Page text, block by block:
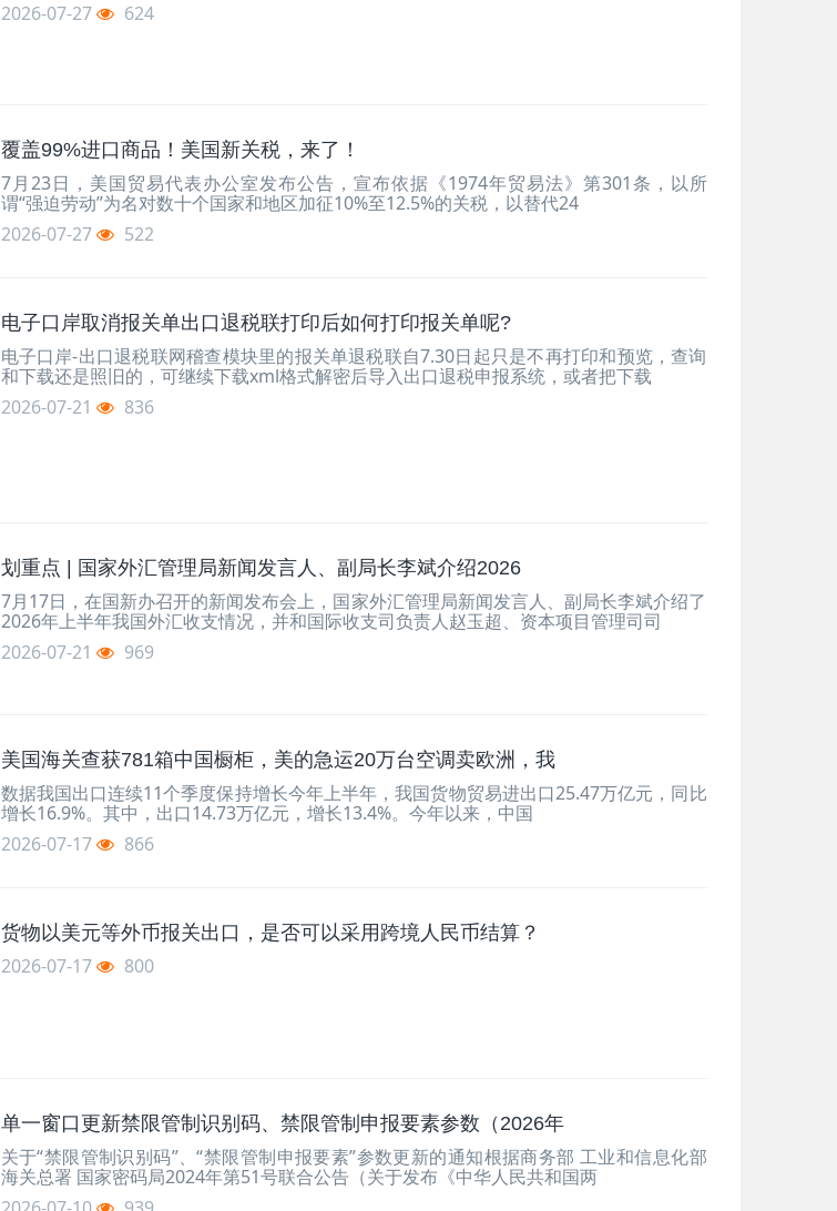
2026-07-27 624
覆盖99%进口商品！美国新关税，来了！
7月23日，美国贸易代表办公室发布公告，宣布依据《1974年贸易法》第301条，以所
谓“强迫劳动”为名对数十个国家和地区加征10%至12.5%的关税，以替代24
2026-07-27
522
电子口岸取消报关单出口退税联打印后如何打印报关单呢?
电子口岸-出口退税联网稽查模块里的报关单退税联自7.30日起只是不再打印和预览，查询
和下载还是照旧的，可继续下载xml格式解密后导入出口退税申报系统，或者把下载
2026-07-21
836
划重点 | 国家外汇管理局新闻发言人、副局长李斌介绍2026
7月17日，在国新办召开的新闻发布会上，国家外汇管理局新闻发言人、副局长李斌介绍了
2026年上半年我国外汇收支情况，并和国际收支司负责人赵玉超、资本项目管理司司
2026-07-21
969
美国海关查获781箱中国橱柜，美的急运20万台空调卖欧洲，我
数据我国出口连续11个季度保持增长今年上半年，我国货物贸易进出口25.47万亿元，同比
增长16.9%。其中，出口14.73万亿元，增长13.4%。今年以来，中国
2026-07-17
866
货物以美元等外币报关出口，是否可以采用跨境人民币结算？
2026-07-17 800
单一窗口更新禁限管制识别码、禁限管制申报要素参数（2026年
关于“禁限管制识别码”、“禁限管制申报要素”参数更新的通知根据商务部 工业和信息化部
海关总署 国家密码局2024年第51号联合公告（关于发布《中华人民共和国两